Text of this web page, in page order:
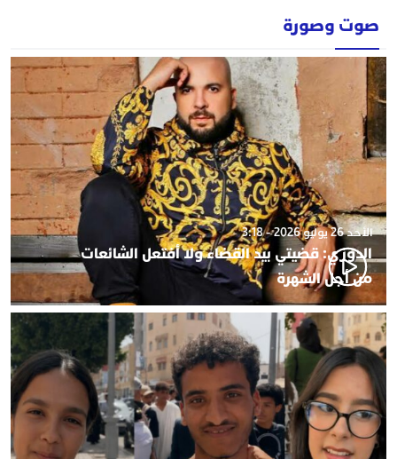
صوت وصورة
الأحد 26 يوليو 2026 - 3:18
الدوزي: قضيتي بيد القضاء ولا أفتعل الشائعات
من أجل الشهرة